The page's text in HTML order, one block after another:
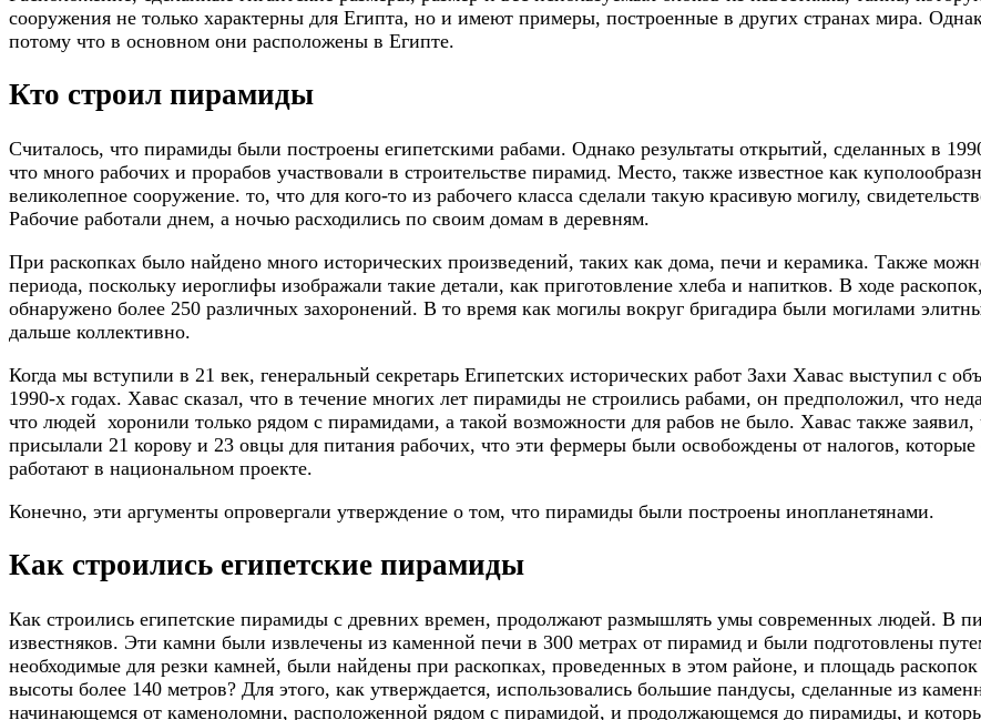
сооружения не только характерны для Египта, но и имеют примеры, построенные в других странах мира.
потому что в основном они расположены в Египте.
Кто строил пирамиды
Считалось, что пирамиды были построены египетскими рабами. Однако результаты открытий, сделанных в
что много рабочих и прорабов участвовали в строительстве пирамид. Место, также известное как
великолепное сооружение. то, что для кого-то из рабочего класса сделали такую красивую могилу,
Рабочие работали днем, а ночью расходились по своим домам в деревням.
При раскопках было найдено много исторических произведений, таких как дома, печи и керамика. Также
периода, поскольку иероглифы изображали такие детали, как приготовление хлеба и напитков. В ходе
обнаружено более 250 различных захоронений. В то время как могилы вокруг бригадира были могилами
дальше коллективно.
Когда мы вступили в 21 век, генеральный секретарь Египетских исторических работ Захи Хавас выступил с
1990-х годах. Хавас сказал, что в течение многих лет пирамиды не строились рабами, он предположил, что
что людей хоронили только рядом с пирамидами, а такой возможности для рабов не было. Хавас также
присылали 21 корову и 23 овцы для питания рабочих, что эти фермеры были освобождены от налогов,
работают в национальном проекте.
Конечно, эти аргументы опровергали утверждение о том, что пирамиды были построены инопланетянами.
Как строились египетские пирамиды
Как строились египетские пирамиды с древних времен, продолжают размышлять умы современных людей. В
известняков. Эти камни были извлечены из каменной печи в 300 метрах от пирамид и были подготовлены
необходимые для резки камней, были найдены при раскопках, проведенных в этом районе, и площадь
высоты более 140 метров? Для этого, как утверждается, использовались большие пандусы, сделанные из
начинающемся от каменоломни, расположенной рядом с пирамидой, и продолжающемся до пирамиды, и